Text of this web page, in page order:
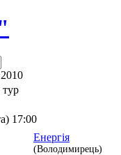
тур
17:00
Енергія
(Володимирець)